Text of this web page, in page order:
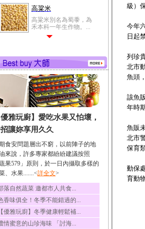
高粱米
高粱米別名為蜀黍，為
禾本科一年生作物。...
有蛋白質、脂肪、磷...
鮪魚
鮪魚肚肉中的不飽和脂
肪酸內富含EPA和DH...
韭菜
韭菜所含的膳食纖維能
幫助消化與通便；揮...
冬瓜
冬瓜營養價值高，鈉含
量極低是水腫病人的...
豆豉
豆豉裡頭含有營養的蛋
白質、脂肪、鈣、磷...
榛果
榛果裡所含的營養素有
蛋白質、脂肪、醣類...
優雅玩廚】愛吃水果又怕壞，
讓妳享用久久
食安問題層出不窮，以前陣子的地
來說，許多專家都紛紛建議按照
蔬果579」原則，於一日內攝取多樣的
、水果.......<詳全文>
落自然蔬菜 邀都市人共食...
香味俱全！冬季不能錯過的...
【優雅玩廚】冬季健康輕鬆補...
情蜜意的山珍海味 「討海...
級）
今年
日起
列珍
北市
魚頭
該魚
年時
魚販
北市
保育
動保
育動